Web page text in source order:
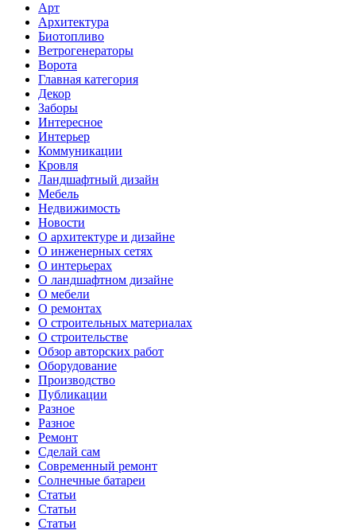
Арт
Архитектура
Биотопливо
Ветрогенераторы
Ворота
Главная категория
Декор
Заборы
Интересное
Интерьер
Коммуникации
Кровля
Ландшафтный дизайн
Мебель
Недвижимость
Новости
О архитектуре и дизайне
О инженерных сетях
О интерьерах
О ландшафтном дизайне
О мебели
О ремонтах
О строительных материалах
О строительстве
Обзор авторских работ
Оборудование
Производство
Публикации
Разное
Разное
Ремонт
Сделай сам
Современный ремонт
Солнечные батареи
Статьи
Статьи
Статьи